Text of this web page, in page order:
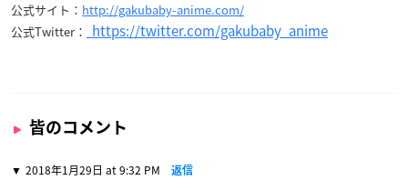
公式サイト： http://gakubaby-anime.com/
公式Twitter：
https://twitter.com/gakubaby_anime
皆のコメント
2018年1月29日 at 9:32 PM 返信